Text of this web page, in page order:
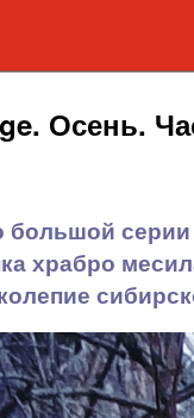
Осень.
большой
храбро